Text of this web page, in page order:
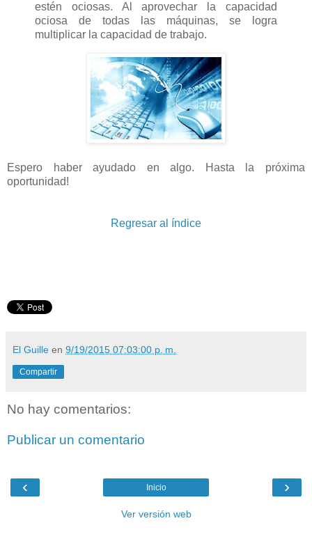
estén ociosas. Al aprovechar la capacidad
ociosa de todas las máquinas, se logra
multiplicar la capacidad de trabajo.
Espero haber ayudado en algo. Hasta la próxima
oportunidad!
Regresar al índice
El Guille en 9/19/2015 07:03:00 p. m.
Compartir
No hay comentarios:
Publicar un comentario
‹ ›
Inicio
Ver versión web